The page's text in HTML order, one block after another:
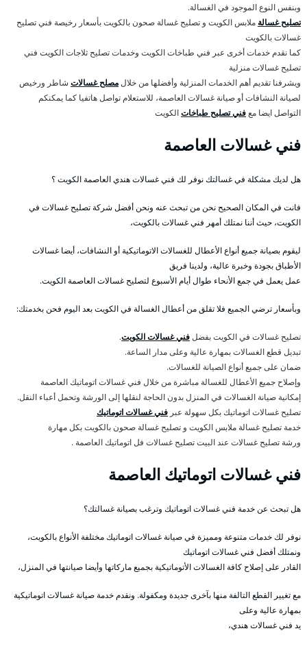
وبنفس النوع الموجود في الغسالة.
تصليح غسالة ملابس الكويت و تصليح غسالة صحون بالكويت بأسعار رخيصة فني تصليح
غسالات بالكويت
كما نقدم خدمات أخرى عبر فني طباخات الكويت وخدمات تصليح ثلاجات الكويت فني
تصليح غسالات منزلية
ويشرفنا تقديم أهم الخدمات المنزلية وأفضلها من خلالمصلح غسالات شاطر ورخيص
لصيانة النشافات أو صيانة غسالات العاصمة، للاستعلام تواصل هاتفيا كما يمكنكم
التواصل ايضا معفني تصليح طباخاتالكويت
فني غسالات العاصمة
هل لديك مشكلة في غسالتك نوفر لك فني غسالات هندي العاصمة الكويت ؟
فانت في المكان الصحيح نحن من تبحث عنه ونحن أفضل شركة تصليح غسالات في
الكويت، حيث أننا نمتلك أمهر فني غسالات بالكويت،
ليقوم بصيانة جميع أنواع الأعطال للغسالات الاتوماتيكية أو النشافات، أيضا غسالات
الأطباق بجودة وخبرة عالية، ولدينا فريق
عمل يعمل في جمع الأنحاء طوال أيام الأسبوع لتصليح غسالات العاصمة الكويت.
وبأسعار ترضي الجميع فلا تقلق من أعطال الغسالة في الكويت بعد اليوم فحن بخدمتك:
تصليح غسالات في الكويت بفضلفني غسالات الكويت.
تبديل قطع الغسالات بمهارة عالية وعلى مدار الساعة.
ضمان على جميع أنواع الصيانة للغسالات.
وإصلاح جميع الأعطال للغسالة مباشرة من خلال فني غسالات اتوماتيك العاصمة
إمكانية صيانة الغسالات في المنزل بدون الحاجة لنقلها إلى الورشة وتحمل أعباء النقل.
تصليح غسالات اتوماتيك بكل سهولة عبر فني غسالات اتوماتيك
خدمة تصليح غسالة ملابس الكويت و تصليح غسالة صحون بالكويت بكل مهارة
ورشة تصليح غسالات عند البيت تصليح غسالات فل اتوماتيك العاصمة .
فني غسالات اتوماتيك العاصمة
هل تبحث عن خدمة فني غسالات اتوماتيك وترغب بصيانة غسالتك؟
نوفر لك خدمات متنوعة ومميزة في صيانة غسالات اتوماتيك مختلفة الأنواع بالكويت،
ونمتلك أفضل فني غسالات اتوماتيك
القادر على إصلاح كافة الغسالات الأتوماتيكية بجميع ماركاتها وأيضا صيانتها في المنزل،
مع تغيير القطع التالفة منها بآخرى جديدة ومكفولة. ونقدم خدمة صيانة غسالات اتوماتيكية
بمهارة عالية وعلى
يد فني غسالات هندي،